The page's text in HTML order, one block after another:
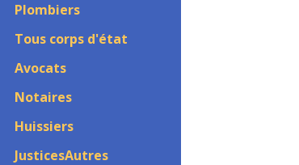
Plombiers
Tous corps d'état
Avocats
Notaires
Huissiers
JusticesAutres